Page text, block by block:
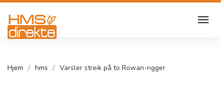
Hjem hms Varsler streik på to Rowan-rigger